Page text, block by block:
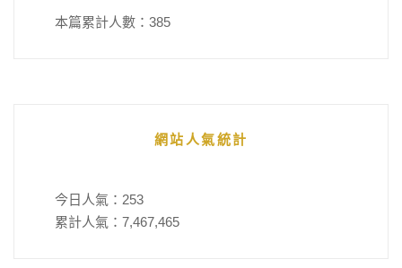
本篇累計人數： 385
網站人氣統計
今日人氣： 253
累計人氣： 7,467,465